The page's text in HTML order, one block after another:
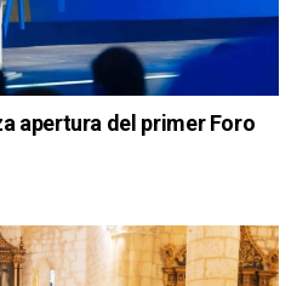
apertura del primer Foro